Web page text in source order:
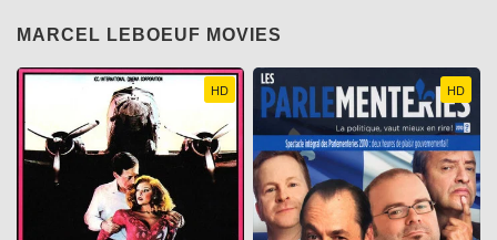
MARCEL LEBOEUF MOVIES
HD HD